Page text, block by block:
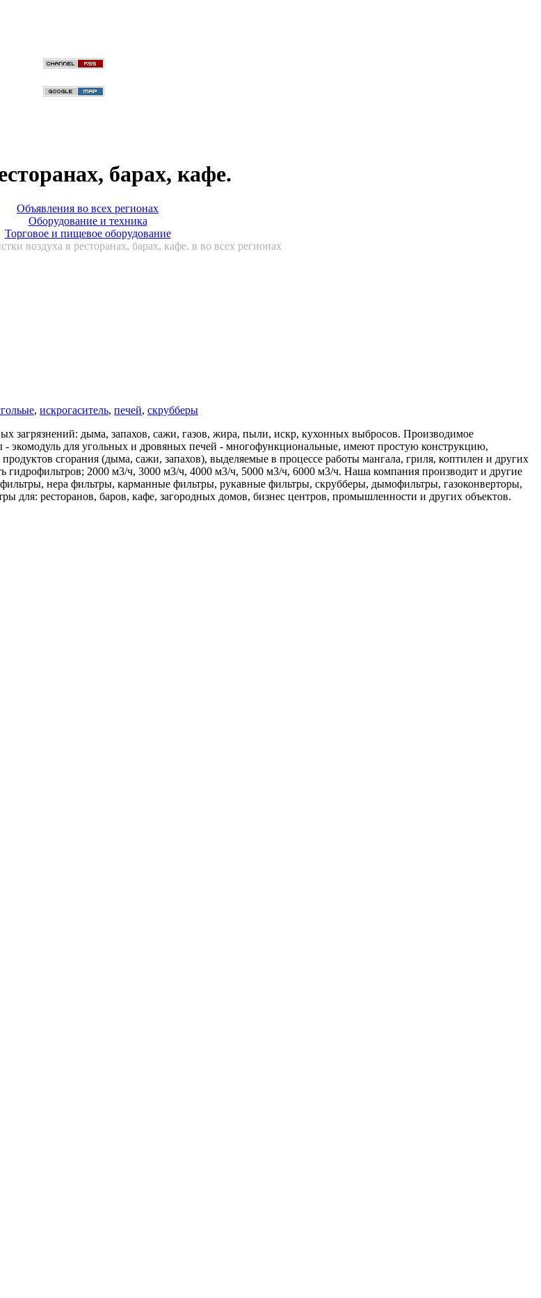
барах, кафе.
Объявления во всех регионах
Оборудование и техника
Торговое и пищевое оборудование
воздуха в ресторанах, барах, кафе. в во всех регионах
, искрогаситель, печей, скрубберы
загрязнений: дыма, запахов, сажи, газов, жира, пыли, искр, кухонных выбросов. Производимое
- экомодуль для угольных и дровяных печей - многофункциональные, имеют простую конструкцию,
сгорания (дыма, сажи, запахов), выделяемые в процессе работы мангала, гриля, коптилен и других
гидрофильтров; 2000 м3/ч, 3000 м3/ч, 4000 м3/ч, 5000 м3/ч, 6000 м3/ч. Наша компания производит и другие
нера фильтры, карманные фильтры, рукавные фильтры, скрубберы, дымофильтры, газоконверторы,
для: ресторанов, баров, кафе, загородных домов, бизнес центров, промышленности и других объектов.